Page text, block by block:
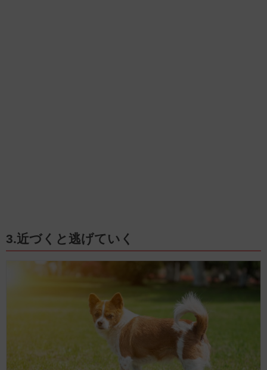
3.近づくと逃げていく